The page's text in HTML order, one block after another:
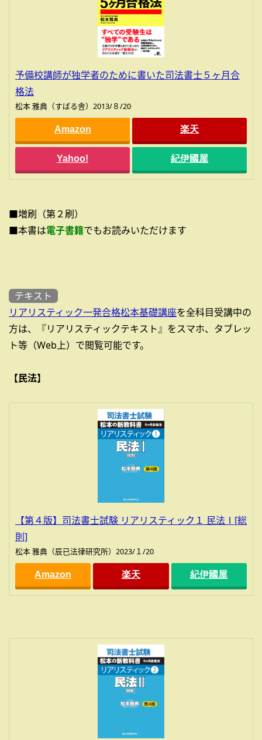
予備校講師が独学者のために書いた司法書士５ヶ月合
格法
松本 雅典（すばる舎）2013/８/20
Amazon 楽天
Yahoo! 紀伊國屋
■増刷（第２刷）
■本書は電子書籍でもお読みいただけます
テキスト
リアリスティック一発合格松本基礎講座を全科目受講中の
方は、『リアリスティックテキスト』をスマホ、タブレッ
ト等（Web上）で閲覧可能です。
【民法】
【第４版】司法書士試験 リアリスティック１ 民法Ⅰ[総
則]
松本 雅典（辰已法律研究所）2023/１/20
Amazon 楽天 紀伊國屋